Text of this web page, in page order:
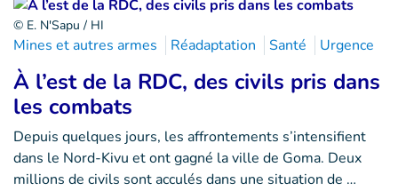
© E. N'Sapu / HI
Mines et autres armes Réadaptation Santé Urgence
À l’est de la RDC, des civils pris dans
les combats
Depuis quelques jours, les affrontements s’intensifient
dans le Nord-Kivu et ont gagné la ville de Goma. Deux
millions de civils sont acculés dans une situation de …